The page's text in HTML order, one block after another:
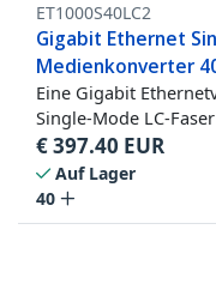
ET1000S40LC2
Gigabit Ethernet
Medienkonverter
Eine Gigabit
Single-Mode LC-
€397.40 EUR
Auf Lager
40